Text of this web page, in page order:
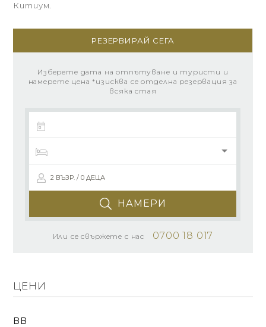
Китиум.
РЕЗЕРВИРАЙ СЕГА
Изберете дата на отпътуване и туристи и
намерете цена *изисква се отделна резервация за
всяка стая
2 ВЪЗР. / 0 ДЕЦА
НАМЕРИ
Или се свържете с нас 0700 18 017
ЦЕНИ
BB